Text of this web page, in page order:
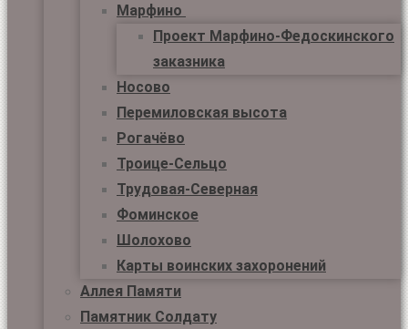
Марфино
Проект Марфино-Федоскинского
заказника
Носово
Перемиловская высота
Рогачёво
Троице-Сельцо
Трудовая-Северная
Фоминское
Шолохово
Карты воинских захоронений
Аллея Памяти
Памятник Солдату